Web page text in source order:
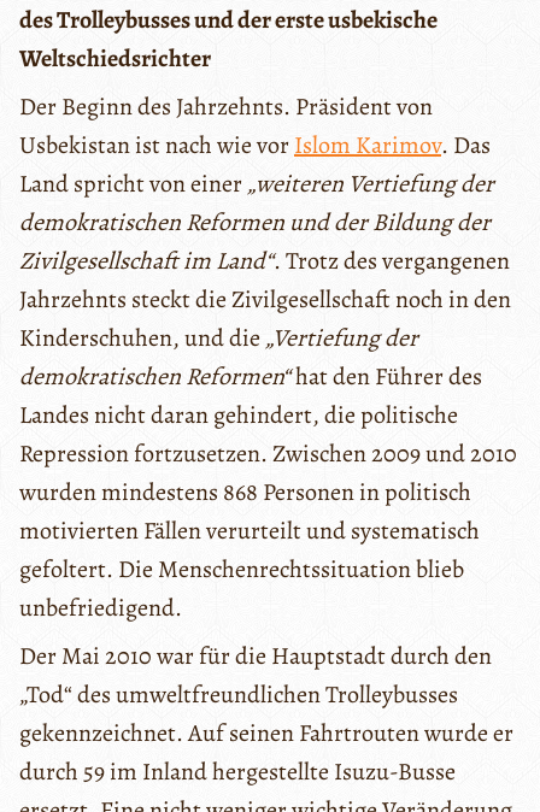
des Trolleybusses und der erste usbekische
Weltschiedsrichter
Der Beginn des Jahrzehnts. Präsident von
Usbekistan ist nach wie vorIslom Karimov. Das
Land spricht von einer„weiteren Vertiefung der
demokratischen Reformen und der Bildung der
Zivilgesellschaft im Land“. Trotz des vergangenen
Jahrzehnts steckt die Zivilgesellschaft noch in den
Kinderschuhen, und die„Vertiefung der
demokratischen Reformen“hat den Führer des
Landes nicht daran gehindert, die politische
Repression fortzusetzen. Zwischen 2009 und 2010
wurden mindestens 868 Personen in politisch
motivierten Fällen verurteilt und systematisch
gefoltert. Die Menschenrechtssituation blieb
unbefriedigend.
Der Mai 2010 war für die Hauptstadt durch den
„Tod“ des umweltfreundlichen Trolleybusses
gekennzeichnet. Auf seinen Fahrtrouten wurde er
durch 59 im Inland hergestellte Isuzu-Busse